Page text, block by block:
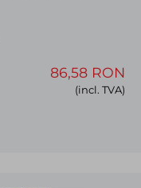
86,58 RON
(incl. TVA)